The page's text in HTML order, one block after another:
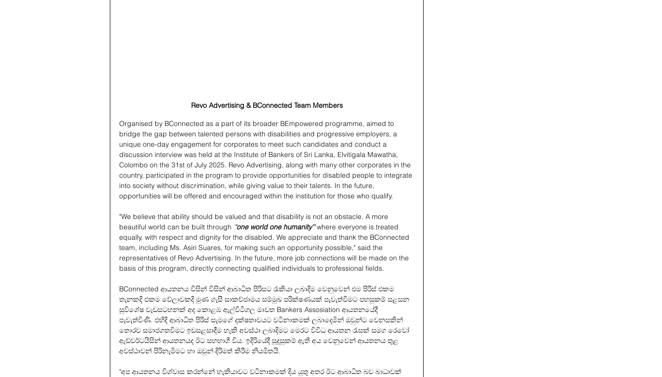
Revo Advertising & BConnected Team Members
Organised by BConnected as a part of its broader BEmpowered programme, aimed to
bridge the gap between talented persons with disabilities and progressive employers, a
unique one-day engagement for corporates to meet such candidates and conduct a
discussion interview was held at the Institute of Bankers of Sri Lanka, Elvitigala Mawatha,
Colombo on the 31st of July 2025. Revo Advertising, along with many other corporates in the
country, participated in the program to provide opportunities for disabled people to integrate
into society without discrimination, while giving value to their talents. In the future,
opportunities will be offered and encouraged within the institution for those who qualify.
"We believe that ability should be valued and that disability is not an obstacle. A more
beautiful world can be built through 'one world one humanity'' where everyone is treated
equally, with respect and dignity for the disabled. We appreciate and thank the BConnected
team, including Ms. Asiri Suares, for making such an opportunity possible," said the
representatives of Revo Advertising. In the future, more job connections will be made on the
basis of this program, directly connecting qualified individuals to professional fields.
BConnected ආයතනය විසින් විසින් ආබාධිත පිරිසට රැකියා ලබාදිම වෙනුවෙන් එම පිරිස් එකම
තැනකදි එකම වේලාවකදි මුණ ගැසී සාකච්ජාමය සම්මුඛ පරික්ෂණයක් පැවැත්වීමට පහසුකම් සළසන
සුවිශේෂ වැඩසටහනක් අද කොළඹ ඇල්විටිගල මාවත Bankers Assosiation ආයතනයේදී
පැවැත්විණි. එහිදි ආබාධිත පිරිස් සැමගේ දක්ෂතාවයට වටිනාකමක් ලබාදෙමින් ඔවුන්ට වෙනසකින්
තොරව සමාජගතවිමට ඉඩසළසාදීම හැකි අවස්ථා ලබාදිමට මෙරට විවිධ ආයතන රැසක් සමග රෙවෝ
ඇඩ්වර්ටයිසින් ආයතනයද ඊට සහභාගී විය. ඉදිරියේදී සුදුසුකම් ඇති අය වෙනුවෙන් ආයතනය තුළ
අවස්ථාවන් පිරිනැමිමට හා ඔවුන් දිරිමත් කිරීම නියමිතයි.
"අප ආයතනය විශ්වාස කරන්නේ හැකියාවට වටිනාකමක් දිය යුතු අතර ඊට ආබාධිත බව බාධාවක්